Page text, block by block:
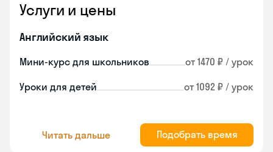
Услуги и цены
Английский язык
Мини-курс для школьников от 1470 ₽ / урок
Уроки для детей от 1092 ₽ / урок
Читать дальше Подобрать время